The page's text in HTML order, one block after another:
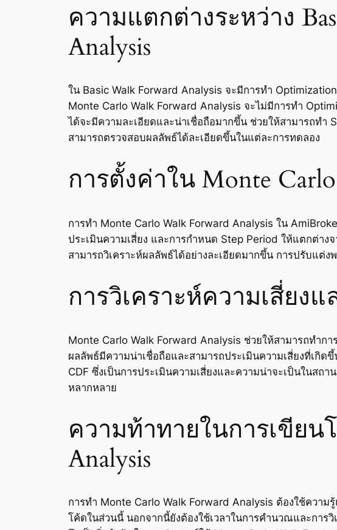
ความแตกต่างระหว่าง
Analysis
ใน Basic Walk Forward Analysis จะมีการทำ
Monte Carlo Walk Forward Analysis จะไม่มีการทำ
ได้จะมีความละเอียดและน่าเชื่อถือมากขึ้น ช่วยให้สามารถทำ
สามารถตรวจสอบผลลัพธ์ได้ละเอียดขึ้นในแต่ละการทดลอง
การตั้งค่าใน Monte
การทำ Monte Carlo Walk Forward Analysis ใน
ประเมินความเสี่ยง และการกำหนด Step Period ให้แตกต่า
สามารถวิเคราะห์ผลลัพธ์ได้อย่างละเอียดมากขึ้น การปรับแต่
การวิเคราะห์ความเสี่ยง
Monte Carlo Walk Forward Analysis ช่วยให้สามารถทำก
ผลลัพธ์มีความน่าเชื่อถือและสามารถประเมินความเสี่ยงที่เกิด
CDF ซึ่งเป็นการประเมินความเสี่ยงและความน่าจะเป็นใน
หลากหลาย
ความท้าทายในการเขียน
Analysis
การทำ Monte Carlo Walk Forward Analysis ต้องใช้ควา
โค้ดในส่วนนี้ นอกจากนี้ยังต้องใช้เวลาในการคำนวณและการ